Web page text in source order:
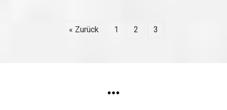
« Zurück 1 2 3